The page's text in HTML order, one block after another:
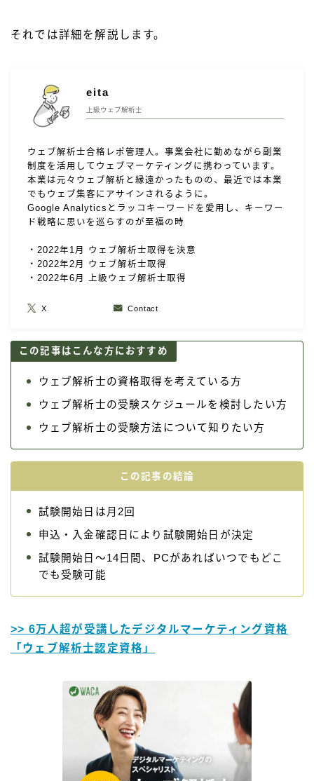
それでは詳細を解説します。
eita
上級ウェブ解析士
ウェブ解析士合格レポ管理人。事業会社に勤めながら副業
制度を活用してウェブマーケティングに携わっています。
本業は元々ウェブ解析と縁遠かったものの、最近では本業
でもウェブ集客にアサインされるように。
Google Analyticsとラッコキーワードを愛用し、キーワー
ド戦略に思いを巡らすのが至福の時
・2022年1月 ウェブ解析士取得を決意
・2022年2月 ウェブ解析士取得
・2022年6月 上級ウェブ解析士取得
X Contact
この記事はこんな方におすすめ
ウェブ解析士の資格取得を考えている方
ウェブ解析士の受験スケジュールを検討したい方
ウェブ解析士の受験方法について知りたい方
この記事の結論
試験開始日は月2回
申込・入金確認日により試験開始日が決定
試験開始日～14日間、PCがあればいつでもどこ
でも受験可能
>> 6万人超が受講したデジタルマーケティング資格
「ウェブ解析士認定資格」